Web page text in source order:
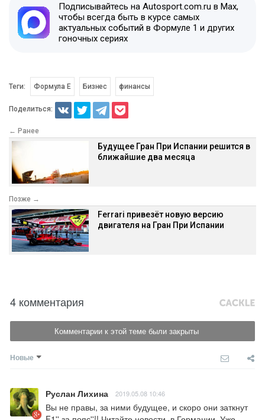
Подписывайтесь на Autosport.com.ru в Max,
чтобы всегда быть в курсе самых
актуальных событий в Формуле 1 и других
гоночных сериях
Теги: Формула E Бизнес финансы
Поделиться:
← Ранее
Будущее Гран При Испании решится в
ближайшие два месяца
Позже →
Ferrari привезёт новую версию
двигателя на Гран При Испании
4 комментария
Комментарии к этой теме были закрыты
Новые
Руслан Лихина 2019.05.08 10:46
Вы не правы, за ними будущее, и скоро они заткнут